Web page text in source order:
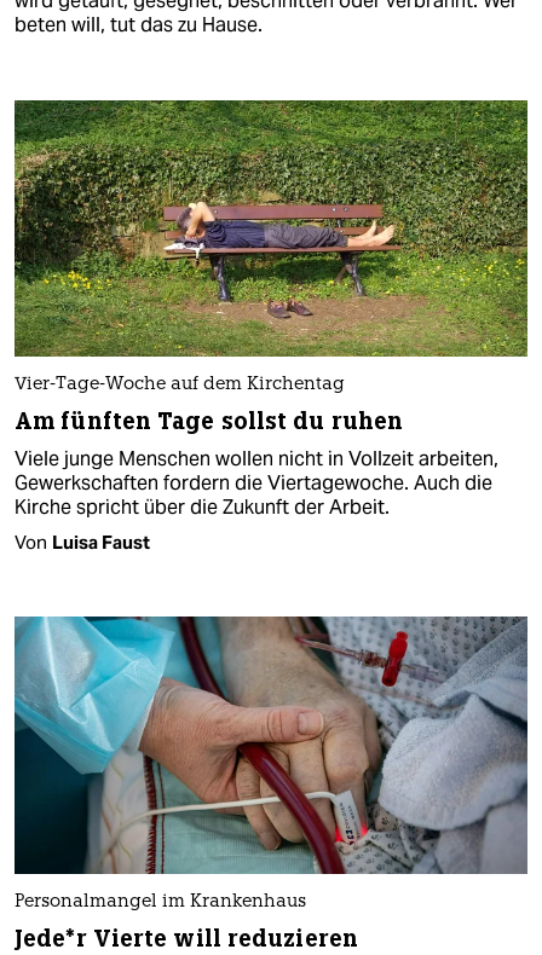
beten will, tut das zu Hause.
Vier-Tage-Woche auf dem Kirchentag
Am fünften Tage sollst du ruhen
Viele junge Menschen wollen nicht in Vollzeit arbeiten,
Gewerkschaften fordern die Viertagewoche. Auch die
Kirche spricht über die Zukunft der Arbeit.
Von Luisa Faust
Personalmangel im Krankenhaus
Je­de*r Vierte will reduzieren